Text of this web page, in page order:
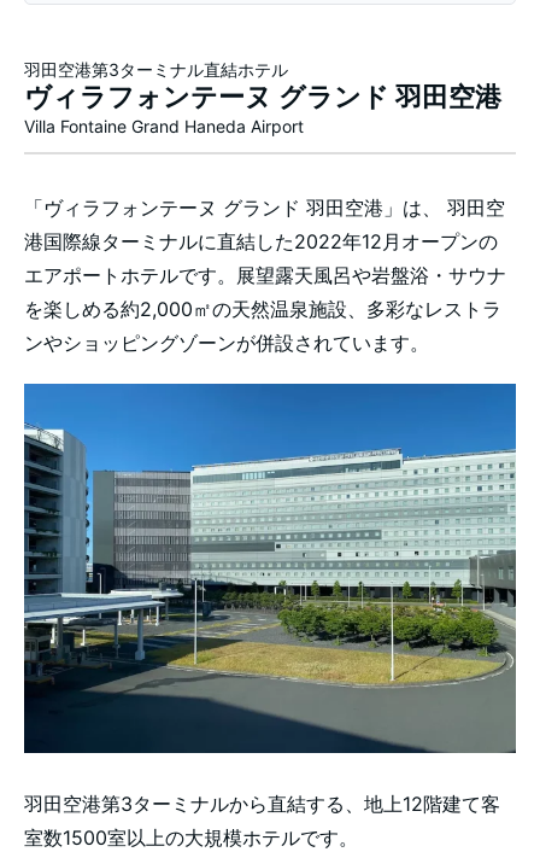
羽田空港第3ターミナル直結ホテル
ヴィラフォンテーヌ グランド 羽田空港
Villa Fontaine Grand Haneda Airport
「ヴィラフォンテーヌ グランド 羽田空港」は、 羽田空
港国際線ターミナルに直結した2022年12月オープンの
エアポートホテルです。展望露天風呂や岩盤浴・サウナ
を楽しめる約2,000㎡の天然温泉施設、多彩なレストラ
ンやショッピングゾーンが併設されています。
羽田空港第3ターミナルから直結する、地上12階建て客
室数1500室以上の大規模ホテルです。